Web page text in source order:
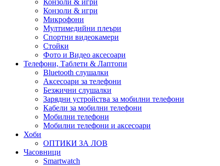
Конзоли & игри
Конзоли & игри
Микрофони
Мултимедийни плеъри
Спортни видеокамери
Стойки
Фото и Видео аксесоари
Телефони, Таблети & Лаптопи
Bluetooth слушалки
Аксесоари за телефони
Безжични слушалки
Зарядни устройства за мобилни телефони
Кабели за мобилни телефони
Мобилни телефони
Мобилни телефони и аксесоари
Хоби
ОПТИКИ ЗА ЛОВ
Часовници
Smartwatch